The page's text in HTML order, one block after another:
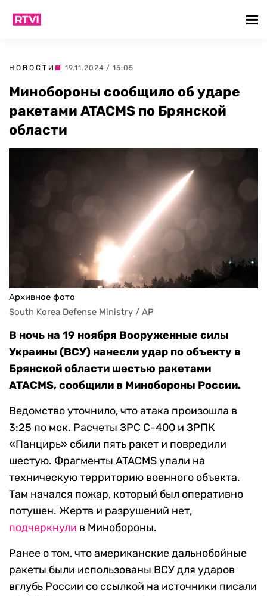
НОВОСТИ | 19.11.2024 / 15:05
Минобороны сообщило об ударе
ракетами ATACMS по Брянской
области
Архивное фото
South Korea Defense Ministry / AP
В ночь на 19 ноября Вооруженные силы
Украины (ВСУ) нанесли удар по объекту в
Брянской области шестью ракетами
ATACMS, сообщили в Минобороны России.
Ведомство уточнило, что атака произошла в
3:25 по мск. Расчеты ЗРС С-400 и ЗРПК
«Панцирь» сбили пять ракет и повредили
шестую. Фрагменты ATACMS упали на
техническую территорию военного объекта.
Там начался пожар, который был оперативно
потушен. Жертв и разрушений нет,
подчеркнули в Минобороны.
Ранее о том, что американские дальнобойные
ракеты были использованы ВСУ для ударов
вглубь России со ссылкой на источники писали